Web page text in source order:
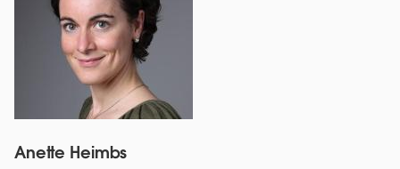
Anette Heimbs